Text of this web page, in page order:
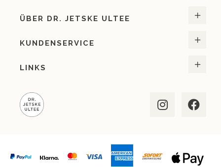
ÜBER DR. JETSKE ULTEE
KUNDENSERVICE
LINKS